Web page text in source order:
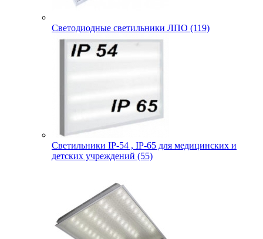
Светодиодные светильники ЛПО (119)
Светильники IP-54 , IP-65 для медицинских и
детских учреждений (55)